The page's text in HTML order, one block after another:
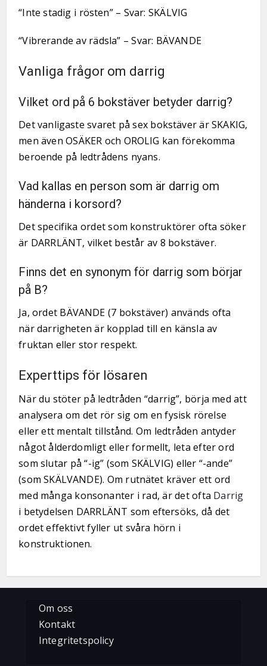
“Inte stadig i rösten” – Svar: SKÄLVIG
“Vibrerande av rädsla” – Svar: BÄVANDE
Vanliga frågor om darrig
Vilket ord på 6 bokstäver betyder darrig?
Det vanligaste svaret på sex bokstäver är SKAKIG,
men även OSÄKER och OROLIG kan förekomma
beroende på ledtrådens nyans.
Vad kallas en person som är darrig om
händerna i korsord?
Det specifika ordet som konstruktörer ofta söker
är DARRLÄNT, vilket består av 8 bokstäver.
Finns det en synonym för darrig som börjar
på B?
Ja, ordet BÄVANDE (7 bokstäver) används ofta
när darrigheten är kopplad till en känsla av
fruktan eller stor respekt.
Experttips för lösaren
När du stöter på ledtråden “darrig”, börja med att
analysera om det rör sig om en fysisk rörelse
eller ett mentalt tillstånd. Om ledtråden antyder
något ålderdomligt eller formellt, leta efter ord
som slutar på “-ig” (som SKÄLVIG) eller “-ande”
(som SKÄLVANDE). Om rutnätet kräver ett ord
med många konsonanter i rad, är det ofta Darrig
i betydelsen DARRLÄNT som eftersöks, då det
ordet effektivt fyller ut svåra hörn i
konstruktionen.
Om oss
Kontakt
Integritetspolicy